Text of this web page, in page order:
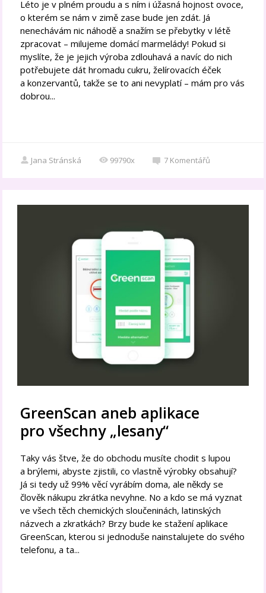
Léto je v plném proudu a s ním i úžasná hojnost ovoce,
o kterém se nám v zimě zase bude jen zdát. Já
nenechávám nic náhodě a snažím se přebytky v létě
zpracovat – milujeme domácí marmelády! Pokud si
myslíte, že je jejich výroba zdlouhavá a navíc do nich
potřebujete dát hromadu cukru, želírovacích éček
a konzervantů, takže se to ani nevyplatí – mám pro vás
dobrou...
Jana Stránská 99790x 7 Komentářů
GreenScan aneb aplikace
pro všechny „lesany“
Taky vás štve, že do obchodu musíte chodit s lupou
a brýlemi, abyste zjistili, co vlastně výrobky obsahují?
Já si tedy už 99% věcí vyrábím doma, ale někdy se
člověk nákupu zkrátka nevyhne. No a kdo se má vyznat
ve všech těch chemických sloučeninách, latinských
názvech a zkratkách? Brzy bude ke stažení aplikace
GreenScan, kterou si jednoduše nainstalujete do svého
telefonu, a ta...